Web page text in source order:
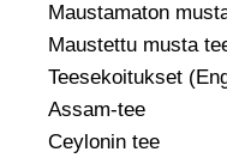
Maustamaton
Maustettu musta
Teesekoitukset
Assam-tee
Ceylonin tee